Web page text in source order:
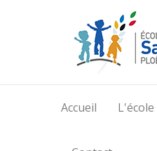
Accueil L'école